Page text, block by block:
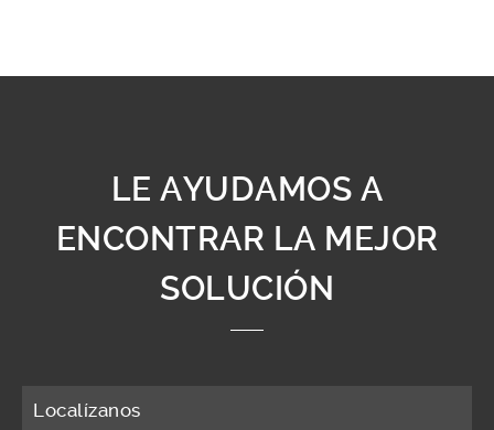
LE AYUDAMOS A
ENCONTRAR LA MEJOR
SOLUCIÓN
Localízanos